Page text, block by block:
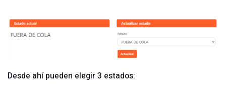
Desde ahí pueden elegir 3 estados: